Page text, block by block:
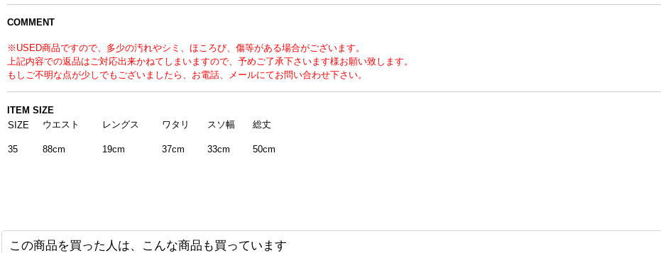
COMMENT
※USED商品ですので、多少の汚れやシミ、ほころび、傷等がある場合がございます。
上記内容での返品はご対応出来かねてしまいますので、予めご了承下さいます様お願い致します。
もしご不明な点が少しでもございましたら、お電話、メールにてお問い合わせ下さい。
ITEM SIZE
SIZE
ウエスト レングス ワタリ スソ幅 総丈
35 88cm 19cm 37cm 33cm 50cm
この商品を買った人は、こんな商品も買っています